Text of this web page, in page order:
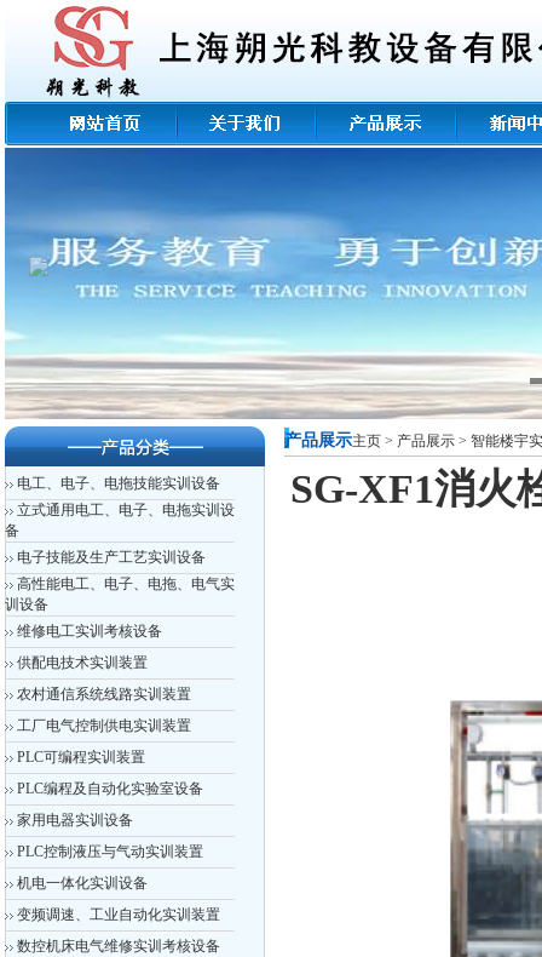
电工、电子、电拖技能实训设备
立式通用电工、电子、电拖实训设
备
电子技能及生产工艺实训设备
高性能电工、电子、电拖、电气实
训设备
维修电工实训考核设备
供配电技术实训装置
农村通信系统线路实训装置
工厂电气控制供电实训装置
PLC可编程实训装置
PLC编程及自动化实验室设备
家用电器实训设备
PLC控制液压与气动实训装置
机电一体化实训设备
变频调速、工业自动化实训装置
数控机床电气维修实训考核设备
产品展示主页 > 产品展示 > 智能楼宇
SG-XF1消火